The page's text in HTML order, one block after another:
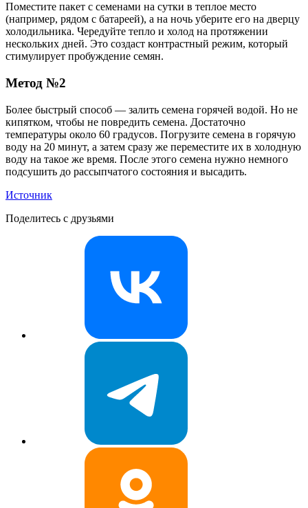
Поместите пакет с семенами на сутки в теплое место
(например, рядом с батареей), а на ночь уберите его на дверцу
холодильника. Чередуйте тепло и холод на протяжении
нескольких дней. Это создаст контрастный режим, который
стимулирует пробуждение семян.
Метод №2
Более быстрый способ — залить семена горячей водой. Но не
кипятком, чтобы не повредить семена. Достаточно
температуры около 60 градусов. Погрузите семена в горячую
воду на 20 минут, а затем сразу же переместите их в холодную
воду на такое же время. После этого семена нужно немного
подсушить до рассыпчатого состояния и высадить.
Источник
Поделитесь с друзьями